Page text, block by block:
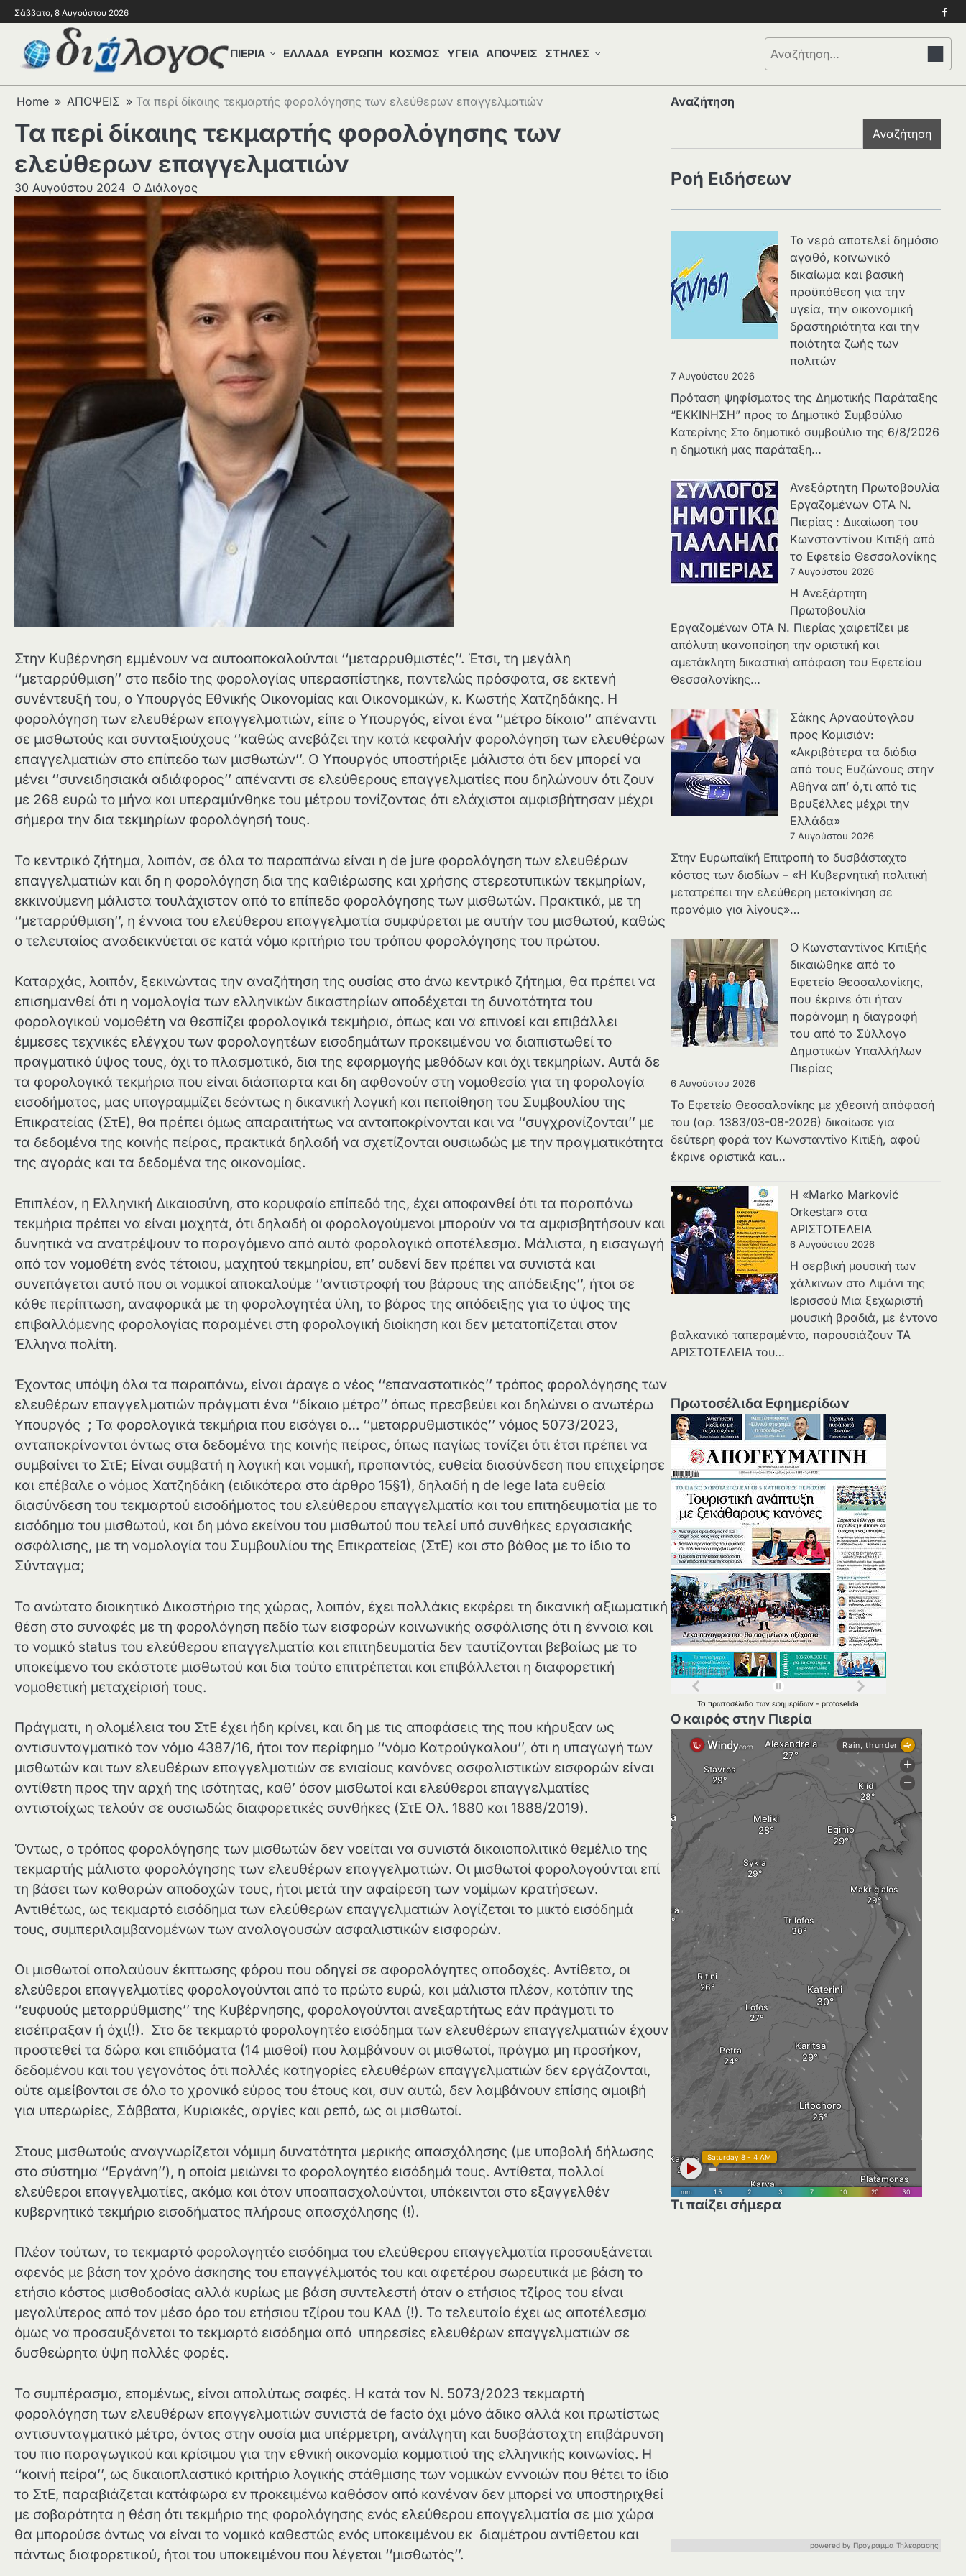
Σάββατο, 8 Αυγούστου 2026
ΠΙΕΡΙΑ ΕΛΛΑΔΑ ΕΥΡΩΠΗ ΚΟΣΜΟΣ ΥΓΕΙΑ ΑΠΟΨΕΙΣ ΣΤΗΛΕΣ
Αναζήτηση
για:
Home ΑΠΟΨΕΙΣ Τα περί δίκαιης τεκμαρτής φορολόγησης των ελεύθερων επαγγελματιών
Τα περί δίκαιης τεκμαρτής φορολόγησης των
ελεύθερων επαγγελματιών
30 Αυγούστου 2024 Ο Διάλογος
Στην Κυβέρνηση εμμένουν να αυτοαποκαλούνται ‘‘μεταρρυθμιστές’’. Έτσι, τη μεγάλη
‘‘μεταρρύθμιση’’ στο πεδίο της φορολογίας υπερασπίστηκε, παντελώς πρόσφατα, σε εκτενή
συνέντευξή του, ο Υπουργός Εθνικής Οικονομίας και Οικονομικών, κ. Κωστής Χατζηδάκης. Η
φορολόγηση των ελευθέρων επαγγελματιών, είπε ο Υπουργός, είναι ένα ‘‘μέτρο δίκαιο’’ απέναντι
σε μισθωτούς και συνταξιούχους ‘‘καθώς ανεβάζει την κατά κεφαλήν φορολόγηση των ελευθέρων
επαγγελματιών στο επίπεδο των μισθωτών’’. Ο Υπουργός υποστήριξε μάλιστα ότι δεν μπορεί να
μένει ‘‘συνειδησιακά αδιάφορος’’ απέναντι σε ελεύθερους επαγγελματίες που δηλώνουν ότι ζουν
με 268 ευρώ το μήνα και υπεραμύνθηκε του μέτρου τονίζοντας ότι ελάχιστοι αμφισβήτησαν μέχρι
σήμερα την δια τεκμηρίων φορολόγησή τους.
Το κεντρικό ζήτημα, λοιπόν, σε όλα τα παραπάνω είναι η de jure φορολόγηση των ελευθέρων
επαγγελματιών και δη η φορολόγηση δια της καθιέρωσης και χρήσης στερεοτυπικών τεκμηρίων,
εκκινούμενη μάλιστα τουλάχιστον από το επίπεδο φορολόγησης των μισθωτών. Πρακτικά, με τη
‘‘μεταρρύθμιση’’, η έννοια του ελεύθερου επαγγελματία συμφύρεται με αυτήν του μισθωτού, καθώς
ο τελευταίος αναδεικνύεται σε κατά νόμο κριτήριο του τρόπου φορολόγησης του πρώτου.
Καταρχάς, λοιπόν, ξεκινώντας την αναζήτηση της ουσίας στο άνω κεντρικό ζήτημα, θα πρέπει να
επισημανθεί ότι η νομολογία των ελληνικών δικαστηρίων αποδέχεται τη δυνατότητα του
φορολογικού νομοθέτη να θεσπίζει φορολογικά τεκμήρια, όπως και να επινοεί και επιβάλλει
έμμεσες τεχνικές ελέγχου των φορολογητέων εισοδημάτων προκειμένου να διαπιστωθεί το
πραγματικό ύψος τους, όχι το πλασματικό, δια της εφαρμογής μεθόδων και όχι τεκμηρίων. Αυτά δε
τα φορολογικά τεκμήρια που είναι διάσπαρτα και δη αφθονούν στη νομοθεσία για τη φορολογία
εισοδήματος, μας υπογραμμίζει δεόντως η δικανική λογική και πεποίθηση του Συμβουλίου της
Επικρατείας (ΣτΕ), θα πρέπει όμως απαραιτήτως να ανταποκρίνονται και να ‘‘συγχρονίζονται’’ με
τα δεδομένα της κοινής πείρας, πρακτικά δηλαδή να σχετίζονται ουσιωδώς με την πραγματικότητα
της αγοράς και τα δεδομένα της οικονομίας.
Επιπλέον, η Ελληνική Δικαιοσύνη, στο κορυφαίο επίπεδό της, έχει αποφανθεί ότι τα παραπάνω
τεκμήρια πρέπει να είναι μαχητά, ότι δηλαδή οι φορολογούμενοι μπορούν να τα αμφισβητήσουν και
δυνητικά να ανατρέψουν το παραγόμενο από αυτά φορολογικό αποτέλεσμα. Μάλιστα, η εισαγωγή
από τον νομοθέτη ενός τέτοιου, μαχητού τεκμηρίου, επ’ ουδενί δεν πρέπει να συνιστά και
συνεπάγεται αυτό που οι νομικοί αποκαλούμε ‘‘αντιστροφή του βάρους της απόδειξης’’, ήτοι σε
κάθε περίπτωση, αναφορικά με τη φορολογητέα ύλη, το βάρος της απόδειξης για το ύψος της
επιβαλλόμενης φορολογίας παραμένει στη φορολογική διοίκηση και δεν μετατοπίζεται στον
Έλληνα πολίτη.
Έχοντας υπόψη όλα τα παραπάνω, είναι άραγε ο νέος ‘‘επαναστατικός’’ τρόπος φορολόγησης των
ελευθέρων επαγγελματιών πράγματι ένα ‘‘δίκαιο μέτρο’’ όπως πρεσβεύει και δηλώνει ο ανωτέρω
Υπουργός ; Τα φορολογικά τεκμήρια που εισάγει ο… ‘‘μεταρρυθμιστικός’’ νόμος 5073/2023,
ανταποκρίνονται όντως στα δεδομένα της κοινής πείρας, όπως παγίως τονίζει ότι έτσι πρέπει να
συμβαίνει το ΣτΕ; Είναι συμβατή η λογική και νομική, προπαντός, ευθεία διασύνδεση που επιχείρησε
και επέβαλε ο νόμος Χατζηδάκη (ειδικότερα στο άρθρο 15§1), δηλαδή η de lege lata ευθεία
διασύνδεση του τεκμαρτού εισοδήματος του ελεύθερου επαγγελματία και του επιτηδευματία με το
εισόδημα του μισθωτού, και δη μόνο εκείνου του μισθωτού που τελεί υπό συνθήκες εργασιακής
ασφάλισης, με τη νομολογία του Συμβουλίου της Επικρατείας (ΣτΕ) και στο βάθος με το ίδιο το
Σύνταγμα;
Το ανώτατο διοικητικό Δικαστήριο της χώρας, λοιπόν, έχει πολλάκις εκφέρει τη δικανική αξιωματική
θέση στο συναφές με τη φορολόγηση πεδίο των εισφορών κοινωνικής ασφάλισης ότι η έννοια και
το νομικό status του ελεύθερου επαγγελματία και επιτηδευματία δεν ταυτίζονται βεβαίως με το
υποκείμενο του εκάστοτε μισθωτού και δια τούτο επιτρέπεται και επιβάλλεται η διαφορετική
νομοθετική μεταχείρισή τους.
Πράγματι, η ολομέλεια του ΣτΕ έχει ήδη κρίνει, και δη με τις αποφάσεις της που κήρυξαν ως
αντισυνταγματικό τον νόμο 4387/16, ήτοι τον περίφημο ‘‘νόμο Κατρούγκαλου’’, ότι η υπαγωγή των
μισθωτών και των ελευθέρων επαγγελματιών σε ενιαίους κανόνες ασφαλιστικών εισφορών είναι
αντίθετη προς την αρχή της ισότητας, καθ’ όσον μισθωτοί και ελεύθεροι επαγγελματίες
αντιστοίχως τελούν σε ουσιωδώς διαφορετικές συνθήκες (ΣτΕ Ολ. 1880 και 1888/2019).
Όντως, ο τρόπος φορολόγησης των μισθωτών δεν νοείται να συνιστά δικαιοπολιτικό θεμέλιο της
τεκμαρτής μάλιστα φορολόγησης των ελευθέρων επαγγελματιών. Οι μισθωτοί φορολογούνται επί
τη βάσει των καθαρών αποδοχών τους, ήτοι μετά την αφαίρεση των νομίμων κρατήσεων.
Αντιθέτως, ως τεκμαρτό εισόδημα των ελεύθερων επαγγελματιών λογίζεται το μικτό εισόδημά
τους, συμπεριλαμβανομένων των αναλογουσών ασφαλιστικών εισφορών.
Οι μισθωτοί απολαύουν έκπτωσης φόρου που οδηγεί σε αφορολόγητες αποδοχές. Αντίθετα, οι
ελεύθεροι επαγγελματίες φορολογούνται από το πρώτο ευρώ, και μάλιστα πλέον, κατόπιν της
‘‘ευφυούς μεταρρύθμισης’’ της Κυβέρνησης, φορολογούνται ανεξαρτήτως εάν πράγματι το
εισέπραξαν ή όχι(!). Στο δε τεκμαρτό φορολογητέο εισόδημα των ελευθέρων επαγγελματιών έχουν
προστεθεί τα δώρα και επιδόματα (14 μισθοί) που λαμβάνουν οι μισθωτοί, πράγμα μη προσήκον,
δεδομένου και του γεγονότος ότι πολλές κατηγορίες ελευθέρων επαγγελματιών δεν εργάζονται,
ούτε αμείβονται σε όλο το χρονικό εύρος του έτους και, συν αυτώ, δεν λαμβάνουν επίσης αμοιβή
για υπερωρίες, Σάββατα, Κυριακές, αργίες και ρεπό, ως οι μισθωτοί.
Στους μισθωτούς αναγνωρίζεται νόμιμη δυνατότητα μερικής απασχόλησης (με υποβολή δήλωσης
στο σύστημα ‘‘Εργάνη’’), η οποία μειώνει το φορολογητέο εισόδημά τους. Αντίθετα, πολλοί
ελεύθεροι επαγγελματίες, ακόμα και όταν υποαπασχολούνται, υπόκεινται στο εξαγγελθέν
κυβερνητικό τεκμήριο εισοδήματος πλήρους απασχόλησης (!).
Πλέον τούτων, το τεκμαρτό φορολογητέο εισόδημα του ελεύθερου επαγγελματία προσαυξάνεται
αφενός με βάση τον χρόνο άσκησης του επαγγέλματός του και αφετέρου σωρευτικά με βάση το
ετήσιο κόστος μισθοδοσίας αλλά κυρίως με βάση συντελεστή όταν ο ετήσιος τζίρος του είναι
μεγαλύτερος από τον μέσο όρο του ετήσιου τζίρου του ΚΑΔ (!). Το τελευταίο έχει ως αποτέλεσμα
όμως να προσαυξάνεται το τεκμαρτό εισόδημα από υπηρεσίες ελευθέρων επαγγελματιών σε
δυσθεώρητα ύψη πολλές φορές.
Το συμπέρασμα, επομένως, είναι απολύτως σαφές. Η κατά τον Ν. 5073/2023 τεκμαρτή
φορολόγηση των ελευθέρων επαγγελματιών συνιστά de facto όχι μόνο άδικο αλλά και πρωτίστως
αντισυνταγματικό μέτρο, όντας στην ουσία μια υπέρμετρη, ανάλγητη και δυσβάσταχτη επιβάρυνση
του πιο παραγωγικού και κρίσιμου για την εθνική οικονομία κομματιού της ελληνικής κοινωνίας. Η
‘‘κοινή πείρα’’, ως δικαιοπλαστικό κριτήριο λογικής στάθμισης των νομικών εννοιών που θέτει το ίδιο
το ΣτΕ, παραβιάζεται κατάφωρα εν προκειμένω καθόσον από κανέναν δεν μπορεί να υποστηριχθεί
με σοβαρότητα η θέση ότι τεκμήριο της φορολόγησης ενός ελεύθερου επαγγελματία σε μια χώρα
θα μπορούσε όντως να είναι το νομικό καθεστώς ενός υποκειμένου εκ διαμέτρου αντίθετου και
πάντως διαφορετικού, ήτοι του υποκειμένου που λέγεται ‘‘μισθωτός’’.
Αναζήτηση
Αναζήτηση
Ροή Ειδήσεων
Το νερό αποτελεί δημόσιο
αγαθό, κοινωνικό
δικαίωμα και βασική
προϋπόθεση για την
υγεία, την οικονομική
δραστηριότητα και την
ποιότητα ζωής των
πολιτών
7 Αυγούστου 2026
Πρόταση ψηφίσματος της Δημοτικής Παράταξης
“ΕΚΚΙΝΗΣΗ” προς το Δημοτικό Συμβούλιο
Κατερίνης Στο δημοτικό συμβούλιο της 6/8/2026
η δημοτική μας παράταξη…
Ανεξάρτητη Πρωτοβουλία
Εργαζομένων ΟΤΑ Ν.
Πιερίας : Δικαίωση του
Κωνσταντίνου Κιτιξή από
το Εφετείο Θεσσαλονίκης
7 Αυγούστου 2026
Η Ανεξάρτητη
Πρωτοβουλία
Εργαζομένων ΟΤΑ Ν. Πιερίας χαιρετίζει με
απόλυτη ικανοποίηση την οριστική και
αμετάκλητη δικαστική απόφαση του Εφετείου
Θεσσαλονίκης…
Σάκης Αρναούτογλου
προς Κομισιόν:
«Ακριβότερα τα διόδια
από τους Ευζώνους στην
Αθήνα απ’ ό,τι από τις
Βρυξέλλες μέχρι την
Ελλάδα»
7 Αυγούστου 2026
Στην Ευρωπαϊκή Επιτροπή το δυσβάσταχτο
κόστος των διοδίων – «Η Κυβερνητική πολιτική
μετατρέπει την ελεύθερη μετακίνηση σε
προνόμιο για λίγους»…
Ο Κωνσταντίνος Κιτιξής
δικαιώθηκε από το
Εφετείο Θεσσαλονίκης,
που έκρινε ότι ήταν
παράνομη η διαγραφή
του από το Σύλλογο
Δημοτικών Υπαλλήλων
Πιερίας
6 Αυγούστου 2026
Το Εφετείο Θεσσαλονίκης με χθεσινή απόφασή
του (αρ. 1383/03-08-2026) δικαίωσε για
δεύτερη φορά τον Κωνσταντίνο Κιτιξή, αφού
έκρινε οριστικά και…
Η «Marko Marković
Orkestar» στα
ΑΡΙΣΤΟΤΕΛΕΙΑ
6 Αυγούστου 2026
Η σερβική μουσική των
χάλκινων στο Λιμάνι της
Ιερισσού Μια ξεχωριστή
μουσική βραδιά, με έντονο
βαλκανικό ταπεραμέντο, παρουσιάζουν ΤΑ
ΑΡΙΣΤΟΤΕΛΕΙΑ του…
Πρωτοσέλιδα Εφημερίδων
Ταπρωτοσέλιδατωνεφημερίδων-protoselida
Ο καιρός στην Πιερία
Τι παίζει σήμερα
powered by Προγραμμα Τηλεορασης